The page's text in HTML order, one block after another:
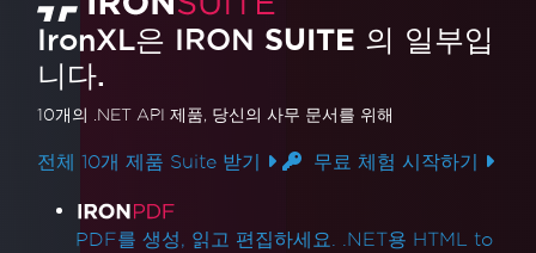
IronXL은 IRON SUITE 의 일부입
니다.
10개의 .NET API 제품, 당신의 사무 문서를 위해
전체 10개 제품 Suite 받기 무료 체험 시작하기
제품 링크
PDF를 생성, 읽고 편집하세요. .NET용 HTML to